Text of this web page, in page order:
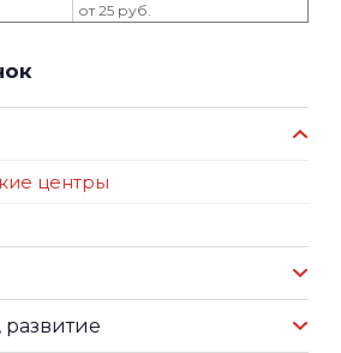
от 25 руб.
центры